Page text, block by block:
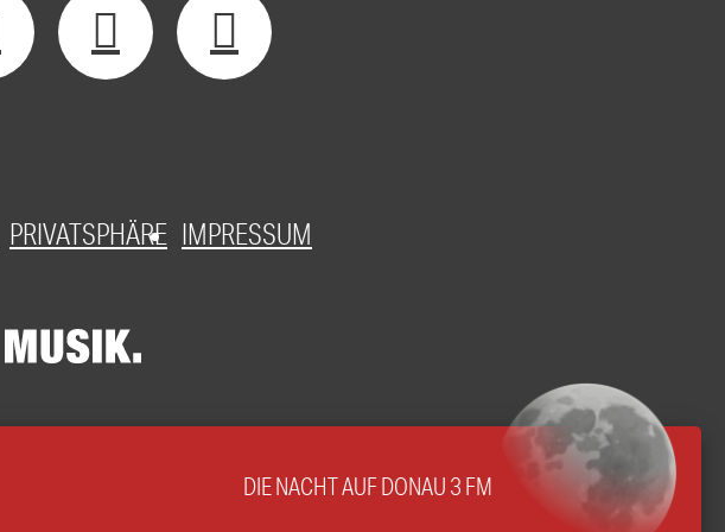
PRIVATSPHÄRE IMPRESSUM
DIE NACHT AUF DONAU 3 FM